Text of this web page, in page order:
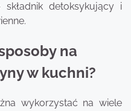
detoksykujący i
na
w kuchni?
wykorzystać na wiele